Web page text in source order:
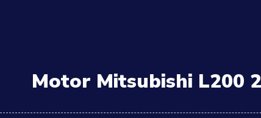
Motor Mitsubishi L200